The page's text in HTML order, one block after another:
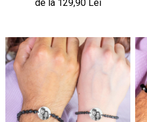
de la 129,90 Lei